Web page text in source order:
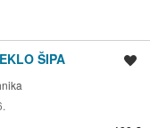
ŠIPA